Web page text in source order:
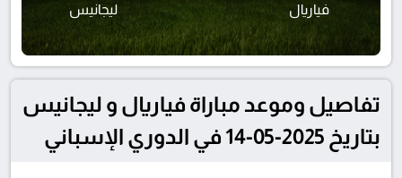
فياريال ليجانيس
تفاصيل وموعد مباراة فياريال و ليجانيس
بتاريخ 2025-05-14 في الدوري الإسباني